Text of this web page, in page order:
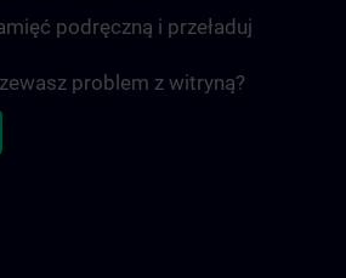
podręczną i przeładuj
problem z witryną?